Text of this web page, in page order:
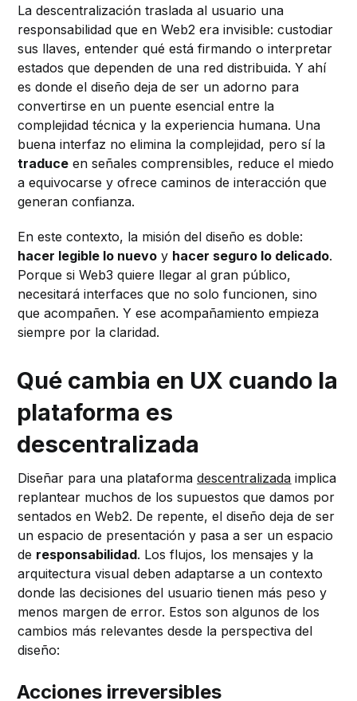
La descentralización traslada al usuario una
responsabilidad que en Web2 era invisible: custodiar
sus llaves, entender qué está firmando o interpretar
estados que dependen de una red distribuida. Y ahí
es donde el diseño deja de ser un adorno para
convertirse en un puente esencial entre la
complejidad técnica y la experiencia humana. Una
buena interfaz no elimina la complejidad, pero sí la
traduce en señales comprensibles, reduce el miedo
a equivocarse y ofrece caminos de interacción que
generan confianza.
En este contexto, la misión del diseño es doble:
hacer legible lo nuevo y hacer seguro lo delicado.
Porque si Web3 quiere llegar al gran público,
necesitará interfaces que no solo funcionen, sino
que acompañen. Y ese acompañamiento empieza
siempre por la claridad.
Qué cambia en UX cuando la
plataforma es
descentralizada
Diseñar para una plataformadescentralizada implica
replantear muchos de los supuestos que damos por
sentados en Web2. De repente, el diseño deja de ser
un espacio de presentación y pasa a ser un espacio
de responsabilidad. Los flujos, los mensajes y la
arquitectura visual deben adaptarse a un contexto
donde las decisiones del usuario tienen más peso y
menos margen de error. Estos son algunos de los
cambios más relevantes desde la perspectiva del
diseño:
Acciones irreversibles